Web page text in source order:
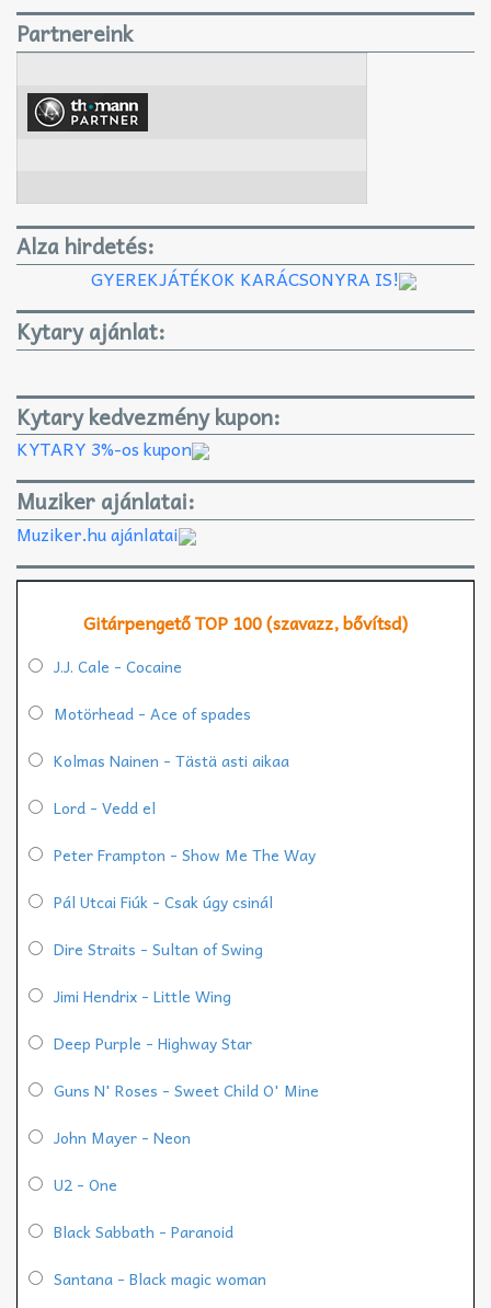
Partnereink
Alza hirdetés:
GYEREKJÁTÉKOK KARÁCSONYRA IS!
Kytary ajánlat:
Kytary kedvezmény kupon:
KYTARY 3%-os kupon
Muziker ajánlatai:
Muziker.hu ajánlatai
Gitárpengető TOP 100 (szavazz, bővítsd)
J.J. Cale - Cocaine
Motörhead - Ace of spades
Kolmas Nainen - Tästä asti aikaa
Lord - Vedd el
Peter Frampton - Show Me The Way
Pál Utcai Fiúk - Csak úgy csinál
Dire Straits - Sultan of Swing
Jimi Hendrix - Little Wing
Deep Purple - Highway Star
Guns N' Roses - Sweet Child O' Mine
John Mayer - Neon
U2 - One
Black Sabbath - Paranoid
Santana - Black magic woman